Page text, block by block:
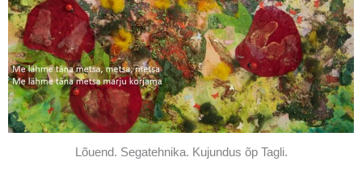
Lõuend. Segatehnika. Kujundus õp Tagli.